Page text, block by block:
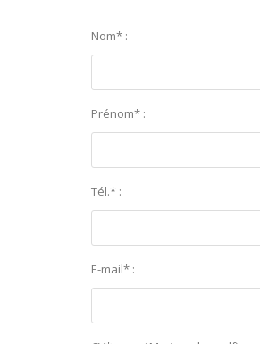
Nom* :
Prénom* :
Tél.* :
E-mail* :